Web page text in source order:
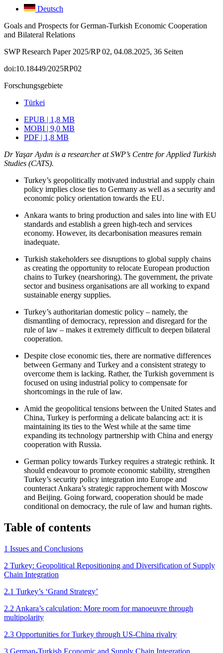
Deutsch
Goals and Prospects for German-Turkish Economic Cooperation
and Bilateral Relations
SWP Research Paper 2025/RP 02, 04.08.2025, 36 Seiten
doi:10.18449/2025RP02
Forschungsgebiete
Türkei
EPUB | 1,8 MB
MOBI | 9,0 MB
PDF | 1,8 MB
Dr Yaşar Aydın is a researcher at SWP’s Centre for Applied Turkish
Studies (CATS).
Turkey’s geopolitically motivated industrial and supply chain
policy implies close ties to Germany as well as a security and
economic policy orientation towards the EU.
Ankara wants to bring production and sales into line with EU
standards and establish a green high-tech and services
economy. However, its decarbonisation measures remain
inadequate.
Turkish stakeholders see disruptions to global supply chains
as creating the opportunity to relocate European production
chains to Turkey (nearshoring). The government, the private
sector and business organisations are all working to expand
sustainable energy supplies.
Turkey’s authoritarian domestic policy – namely, the
dismantling of democracy, repression and disregard for the
rule of law – makes it extremely difficult to deepen bilateral
cooperation.
Despite close economic ties, there are normative differences
between Germany and Turkey and a consistent strategy to
overcome them is lacking. Rather, the Turkish government is
focused on using industrial policy to compensate for
shortcomings in the rule of law.
Amid the geopolitical tensions between the United States and
China, Turkey is performing a delicate balancing act: it is
maintaining its ties to the West while at the same time
expanding its technology partnership with China and energy
cooperation with Russia.
German policy towards Turkey requires a strategic rethink. It
should endeavour to promote economic stability, strengthen
Turkey’s security policy integration into Europe and
counteract Ankara’s strategic rapprochement with Moscow
and Beijing. Going forward, cooperation should be made
conditional on democracy, the rule of law and human rights.
Table of contents
1 Issues and Conclusions
2 Turkey: Geopolitical Reposi­tioning and Diversification of Supply
Chain Integration
2.1 Turkey’s ‘Grand Strategy’
2.2 Ankara’s calculation: More room for manoeuvre through
multipolarity
2.3 Opportunities for Turkey through US‑China rivalry
3 German-Turkish Economic and Supply Chain Integration